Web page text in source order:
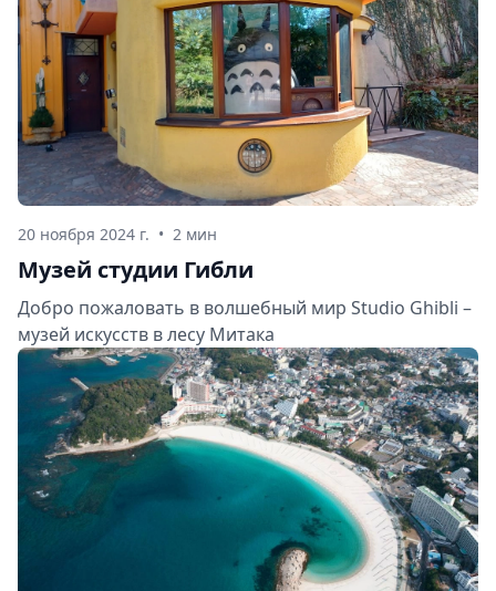
20 ноября 2024 г. • 2 мин
Музей студии Гибли
Добро пожаловать в волшебный мир Studio Ghibli –
музей искусств в лесу Митака